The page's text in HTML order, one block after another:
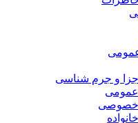
و جرم شناسی
خصوصی